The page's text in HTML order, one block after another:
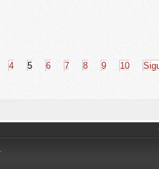
4 5 6 7 8 9 10